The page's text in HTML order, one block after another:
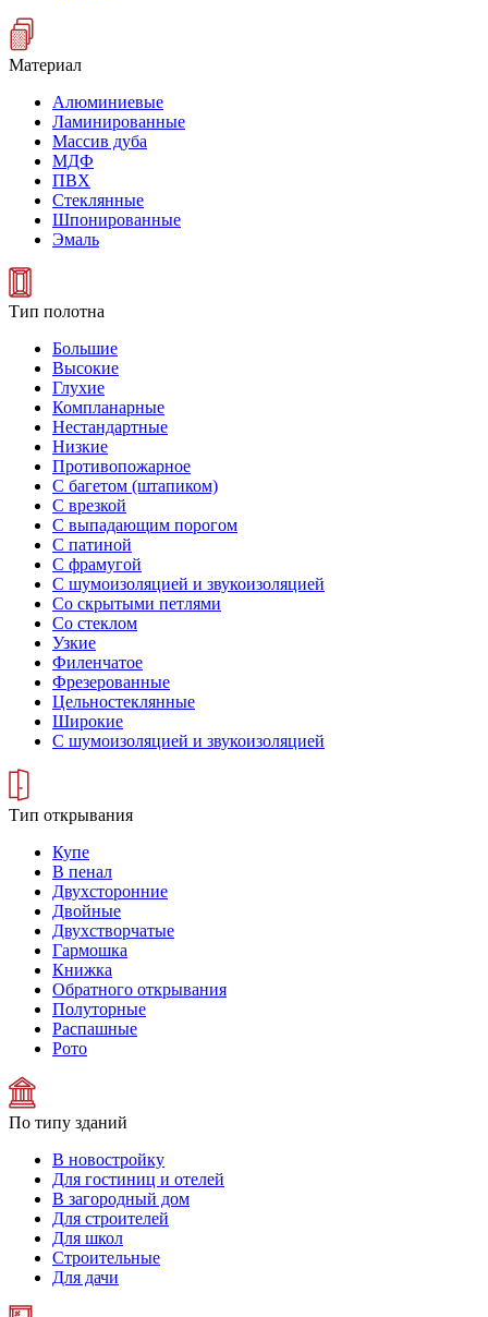
Материал
Алюминиевые
Ламинированные
Массив дуба
МДФ
ПВХ
Стеклянные
Шпонированные
Эмаль
Тип полотна
Большие
Высокие
Глухие
Компланарные
Нестандартные
Низкие
Противопожарное
С багетом (штапиком)
С врезкой
С выпадающим порогом
С патиной
С фрамугой
С шумоизоляцией и звукоизоляцией
Со скрытыми петлями
Со стеклом
Узкие
Филенчатое
Фрезерованные
Цельностеклянные
Широкие
С шумоизоляцией и звукоизоляцией
Тип открывания
Купе
В пенал
Двухсторонние
Двойные
Двухстворчатые
Гармошка
Книжка
Обратного открывания
Полуторные
Распашные
Рото
По типу зданий
В новостройку
Для гостиниц и отелей
В загородный дом
Для строителей
Для школ
Строительные
Для дачи